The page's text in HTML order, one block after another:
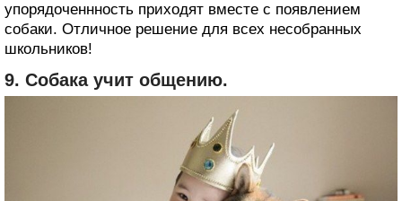
упорядоченнность приходят вместе с появлением
собаки. Отличное решение для всех несобранных
школьников!
9. Собака учит общению.